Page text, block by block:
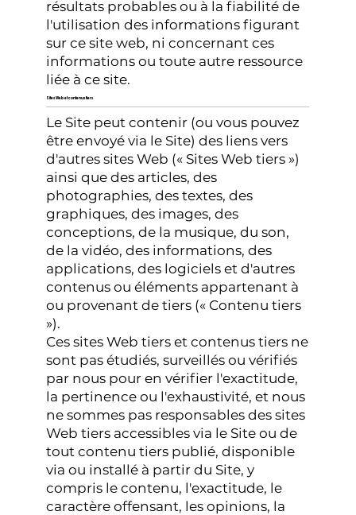
résultats probables ou à la fiabilité de
l'utilisation des informations figurant
sur ce site web, ni concernant ces
informations ou toute autre ressource
liée à ce site.
Sites Web et contenus tiers
Le Site peut contenir (ou vous pouvez
être envoyé via le Site) des liens vers
d'autres sites Web (« Sites Web tiers »)
ainsi que des articles, des
photographies, des textes, des
graphiques, des images, des
conceptions, de la musique, du son,
de la vidéo, des informations, des
applications, des logiciels et d'autres
contenus ou éléments appartenant à
ou provenant de tiers (« Contenu tiers
»).
Ces sites Web tiers et contenus tiers ne
sont pas étudiés, surveillés ou vérifiés
par nous pour en vérifier l'exactitude,
la pertinence ou l'exhaustivité, et nous
ne sommes pas responsables des sites
Web tiers accessibles via le Site ou de
tout contenu tiers publié, disponible
via ou installé à partir du Site, y
compris le contenu, l'exactitude, le
caractère offensant, les opinions, la